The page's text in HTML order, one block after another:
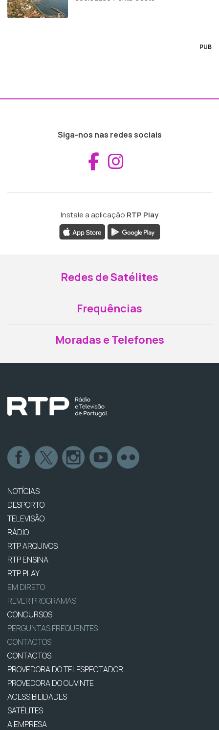
PUB
Siga-nos nas redes sociais
Aceder ao
Instale a aplicação RTP Play
Redes de Satélites
Frequências
Moradas e Telefones
NOTÍCIAS
DESPORTO
TELEVISÃO
RÁDIO
RTP ARQUIVOS
RTP ENSINA
RTP PLAY
EM DIRETO
REVER PROGRAMAS
CONCURSOS
PERGUNTAS FREQUENTES
CONTACTOS
CONTACTOS
PROVEDORA DO TELESPECTADOR
PROVEDORA DO OUVINTE
ACESSIBILIDADES
SATÉLITES
A EMPRESA